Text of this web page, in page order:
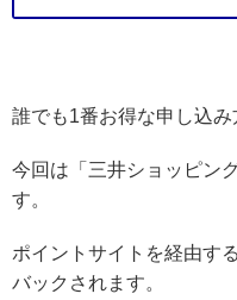
誰でも1番お得な申し込み
今回は「三井ショッピン
す。
ポイントサイトを経由す
バックされます。